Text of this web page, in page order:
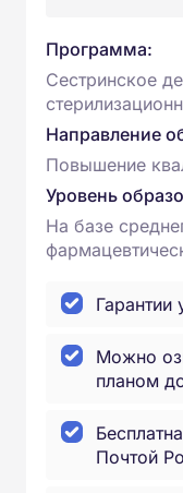
Программа:
Сестринское
Направление
Повышение
Уровень
На базе
Гарантии
Можно
планом
Почтой